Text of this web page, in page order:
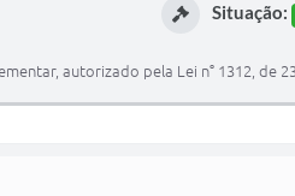
Situação:
autorizado pela Lei n° 1312, de